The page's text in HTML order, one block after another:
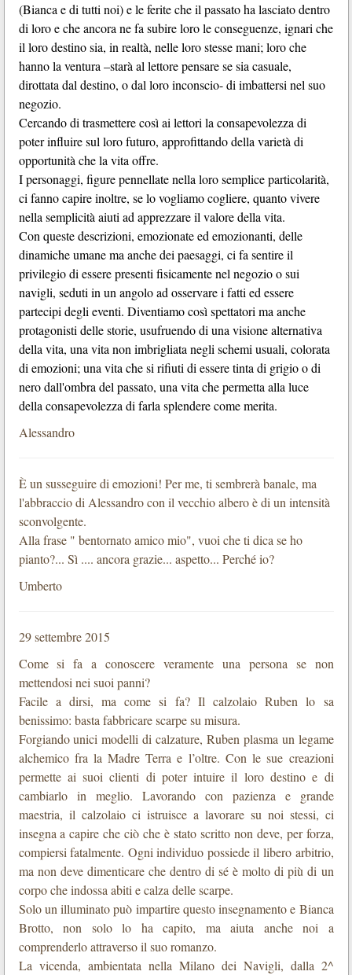
(Bianca e di tutti noi) e le ferite che il passato ha lasciato dentro
di loro e che ancora ne fa subire loro le conseguenze, ignari che
il loro destino sia, in realtà, nelle loro stesse mani; loro che
hanno la ventura –starà al lettore pensare se sia casuale,
dirottata dal destino, o dal loro inconscio- di imbattersi nel suo
negozio.
Cercando di trasmettere così ai lettori la consapevolezza di
poter influire sul loro futuro, approfittando della varietà di
opportunità che la vita offre.
I personaggi, figure pennellate nella loro semplice particolarità,
ci fanno capire inoltre, se lo vogliamo cogliere, quanto vivere
nella semplicità aiuti ad apprezzare il valore della vita.
Con queste descrizioni, emozionate ed emozionanti, delle
dinamiche umane ma anche dei paesaggi, ci fa sentire il
privilegio di essere presenti fisicamente nel negozio o sui
navigli, seduti in un angolo ad osservare i fatti ed essere
partecipi degli eventi. Diventiamo così spettatori ma anche
protagonisti delle storie, usufruendo di una visione alternativa
della vita, una vita non imbrigliata negli schemi usuali, colorata
di emozioni; una vita che si rifiuti di essere tinta di grigio o di
nero dall'ombra del passato, una vita che permetta alla luce
della consapevolezza di farla splendere come merita.
Alessandro
È un susseguire di emozioni! Per me, ti sembrerà banale, ma
l'abbraccio di Alessandro con il vecchio albero è di un intensità
sconvolgente.
Alla frase " bentornato amico mio", vuoi che ti dica se ho
pianto?... Sì .... ancora grazie... aspetto... Perché io?
Umberto
29 settembre 2015
Come si fa a conoscere veramente una persona se non
mettendosi nei suoi panni?
Facile a dirsi, ma come si fa? Il calzolaio Ruben lo sa
benissimo: basta fabbricare scarpe su misura.
Forgiando unici modelli di calzature, Ruben plasma un legame
alchemico fra la Madre Terra e l’oltre. Con le sue creazioni
permette ai suoi clienti di poter intuire il loro destino e di
cambiarlo in meglio. Lavorando con pazienza e grande
maestria, il calzolaio ci istruisce a lavorare su noi stessi, ci
insegna a capire che ciò che è stato scritto non deve, per forza,
compiersi fatalmente. Ogni individuo possiede il libero arbitrio,
ma non deve dimenticare che dentro di sé è molto di più di un
corpo che indossa abiti e calza delle scarpe.
Solo un illuminato può impartire questo insegnamento e Bianca
Brotto, non solo lo ha capito, ma aiuta anche noi a
comprenderlo attraverso il suo romanzo.
La vicenda, ambientata nella Milano dei Navigli, dalla 2^